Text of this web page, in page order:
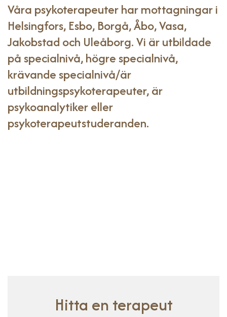
Våra psykoterapeuter har mottagningar i
Helsingfors, Esbo, Borgå, Åbo, Vasa,
Jakobstad och Uleåborg. Vi är utbildade
på specialnivå, högre specialnivå,
krävande specialnivå/är
utbildningspsykoterapeuter, är
psykoanalytiker eller
psykoterapeutstuderanden.
Hitta en terapeut